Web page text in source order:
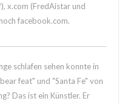
x.com (FredAistar und
facebook.com.
schlafen sehen konnte in
feat" und "Santa Fe" von
Das ist ein Künstler. Er